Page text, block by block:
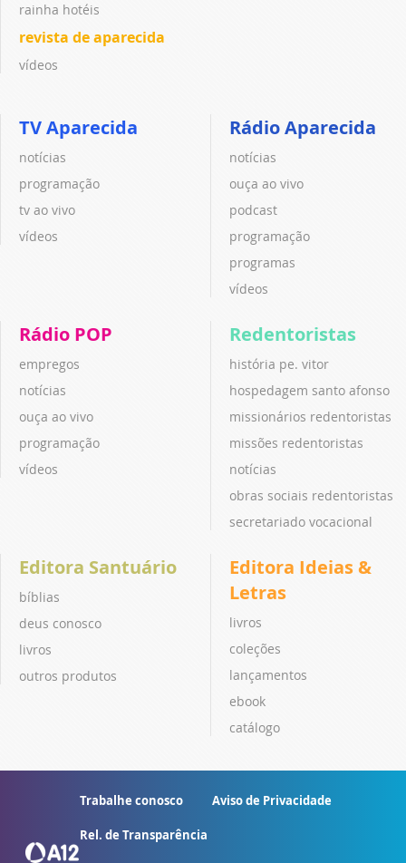
rainha hotéis
revista de aparecida
vídeos
TV Aparecida
notícias
programação
tv ao vivo
vídeos
Rádio Aparecida
notícias
ouça ao vivo
podcast
programação
programas
vídeos
Rádio POP
empregos
notícias
ouça ao vivo
programação
vídeos
Redentoristas
história pe. vitor
hospedagem santo afonso
missionários redentoristas
missões redentoristas
notícias
obras sociais redentoristas
secretariado vocacional
Editora Santuário
bíblias
deus conosco
livros
outros produtos
Editora Ideias &
Letras
livros
coleções
lançamentos
ebook
catálogo
Trabalhe conosco Aviso de Privacidade
Rel. de Transparência